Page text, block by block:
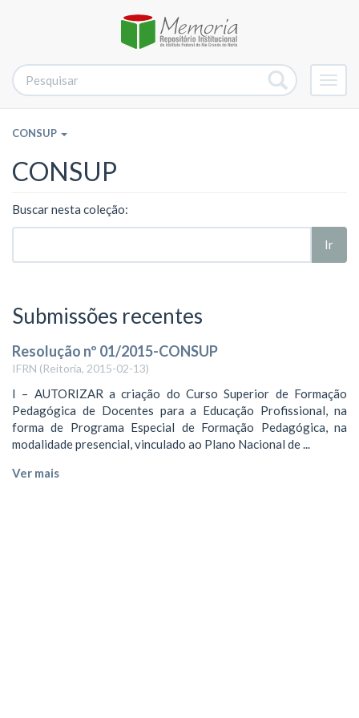
CONSUP
CONSUP
Buscar nesta coleção:
Ir
Submissões recentes
Resolução nº 01/2015-CONSUP
IFRN (Reitoria, 2015-02-13)
I – AUTORIZAR a criação do Curso Superior de Formação
Pedagógica de Docentes para a Educação Profissional, na
forma de Programa Especial de Formação Pedagógica, na
modalidade presencial, vinculado ao Plano Nacional de ...
Ver mais